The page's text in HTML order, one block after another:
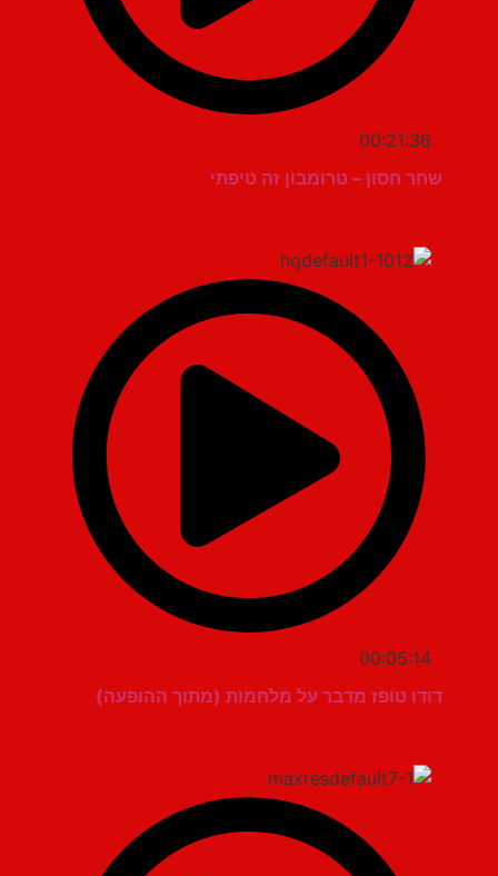
00:21:36
שחר חסון – טרומבון זה טיפתי
00:05:14
דודו טופז מדבר על מלחמות (מתוך ההופעה)